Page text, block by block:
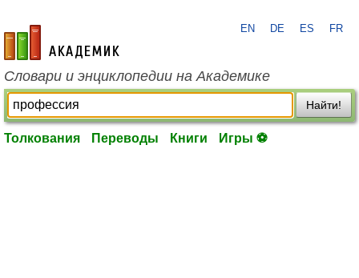
academic.ru
EN DE ES FR
Словари и энциклопедии на Академике
Найти!
Толкования Переводы Книги Игры ⚽